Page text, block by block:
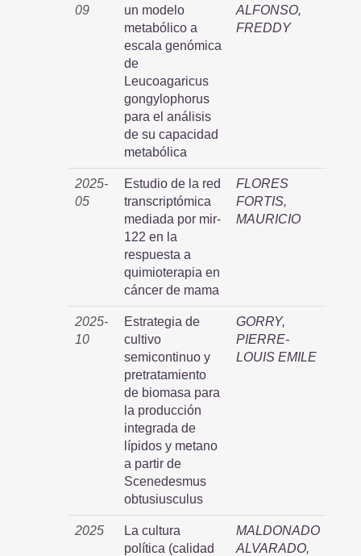
09
un modelo
metabólico a
escala genómica
de
Leucoagaricus
gongylophorus
para el análisis
de su capacidad
metabólica
ALFONSO,
FREDDY
2025-
05
Estudio de la red
transcriptómica
mediada por mir-
122 en la
respuesta a
quimioterapia en
cáncer de mama
FLORES
FORTIS,
MAURICIO
2025-
10
Estrategia de
cultivo
semicontinuo y
pretratamiento
de biomasa para
la producción
integrada de
lípidos y metano
a partir de
Scenedesmus
obtusiusculus
GORRY,
PIERRE-
LOUIS EMILE
2025
La cultura
política (calidad
MALDONADO
ALVARADO,